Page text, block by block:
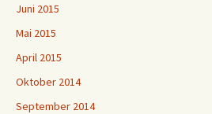
Juni 2015
Mai 2015
April 2015
Oktober 2014
September 2014